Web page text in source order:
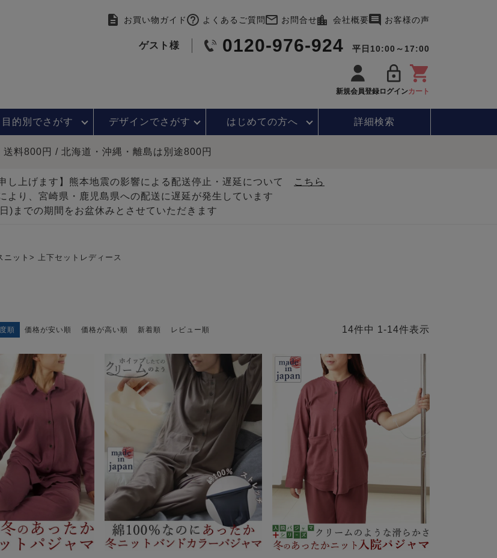
お買い物ガイド よくあるご質問 お問合せ 会社概要 お客様の声
ゲスト様 0120-976-924 平日10:00～17:00
新規会員登録ログインカート
目的別でさがす デザインでさがす はじめての方へ 詳細検索
送料800円 / 北海道・沖縄・離島は別途800円
し上げます】熊本地震の影響による配送停止・遅延について
こちら
より、宮崎県・鹿児島県への配送に遅延が発生しています
)までの期間をお盆休みとさせていただきます
ニット 上下セットレディース
順 価格が安い順 価格が高い順 新着順 レビュー順 14件中 1 -14件表示